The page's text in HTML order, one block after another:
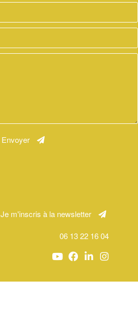
Envoyer
Je m'inscris à la newsletter
06 13 22 16 04